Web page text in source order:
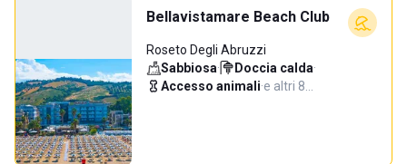
Bellavistamare Beach Club
Roseto Degli Abruzzi
Sabbiosa· Doccia calda·
Accesso animali·e altri 8…